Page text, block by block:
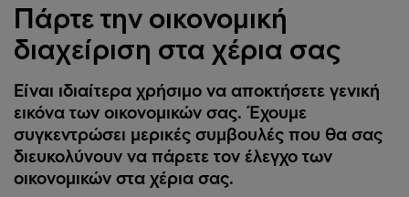
Πάρτε την οικονομική
διαχείριση στα χέρια σας
Είναι ιδιαίτερα χρήσιμο να αποκτήσετε γενική
εικόνα των οικονομικών σας. Έχουμε
συγκεντρώσει μερικές συμβουλές που θα σας
διευκολύνουν να πάρετε τον έλεγχο των
οικονομικών στα χέρια σας.